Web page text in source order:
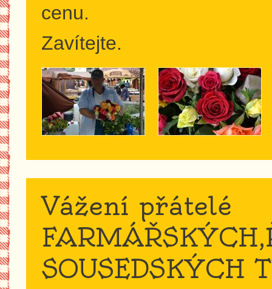
cenu.
Zavítejte.
Vážení přátelé
SOUSEDSKÝCH